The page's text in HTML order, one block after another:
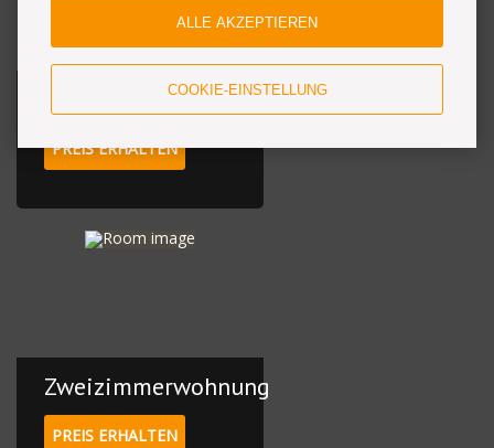
ALLE AKZEPTIEREN
COOKIE-EINSTELLUNG
Museum der Geschichte Элтигенского Landung und viele
andere ..
PREIS ERHALTEN
Zweizimmerwohnung
PREIS ERHALTEN